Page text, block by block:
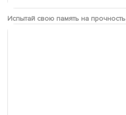
Испытай свою память на прочность